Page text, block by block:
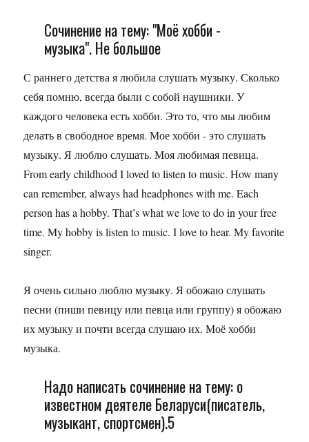
Сочинение на тему: "Моё хобби -
музыка". Не большое
С раннего детства я любила слушать музыку. Сколько
себя помню, всегда были с собой наушники. У
каждого человека есть хобби. Это то, что мы любим
делать в свободное время. Мое хобби - это слушать
музыку. Я люблю слушать. Моя любимая певица.
From early childhood I loved to listen to music. How many
can remember, always had headphones with me. Each
person has a hobby. That’s what we love to do in your free
time. My hobby is listen to music. I love to hear. My favorite
singer.
Я очень сильно люблю музыку. Я обожаю слушать
песни (пиши певицу или певца или группу) я обожаю
их музыку и почти всегда слушаю их. Моё хобби
музыка.
Надо написать сочинение на тему: о
известном деятеле Беларуси(писатель,
музыкант, спортсмен).5